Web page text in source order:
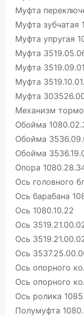
Муфта
Муфта зубчатая
Муфта упругая
Муфта
Муфта
Муфта
Муфта
Механизм
Обойма
Обойма
Обойма
Опора
Ось головного
Ось барабана
Ось 1080.10.22
Ось
Ось
Ось
Ось опорного
Ось опорного
Ось ролика
Полумуфта